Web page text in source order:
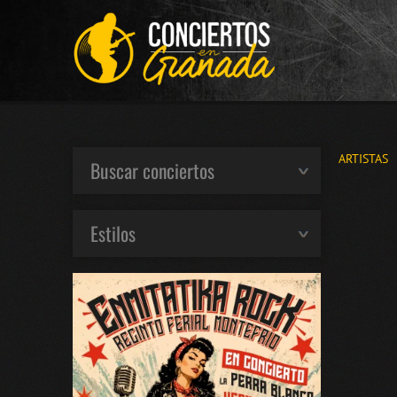
ARTISTAS
Buscar conciertos
Estilos